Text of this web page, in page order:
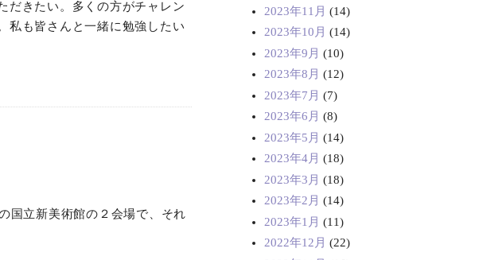
だきたい。多くの方がチャレン
私も皆さんと一緒に勉強したい
国立新美術館の２会場で、それ
2023年11月 (14)
2023年10月 (14)
2023年9月 (10)
2023年8月 (12)
2023年7月 (7)
2023年6月 (8)
2023年5月 (14)
2023年4月 (18)
2023年3月 (18)
2023年2月 (14)
2023年1月 (11)
2022年12月 (22)